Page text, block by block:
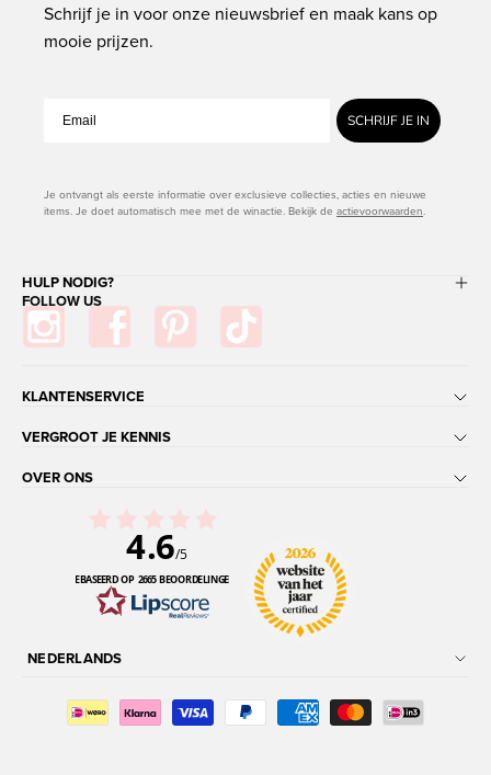
Schrijf je in voor onze nieuwsbrief en maak kans op
mooie prijzen.
SCHRIJF JE IN
Je ontvangt als eerste informatie over exclusieve collecties, acties en nieuwe
items. Je doet automatisch mee met de winactie. Bekijk de actievoorwaarden.
HULP NODIG?
FOLLOW US
KLANTENSERVICE
VERGROOT JE KENNIS
OVER ONS
4.6/5
GEBASEERD OP 2665 BEOORDELINGEN
NEDERLANDS